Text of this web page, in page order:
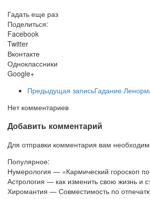
Гадать еще раз
Поделиться:
Facebook
Twitter
Вконтакте
Одноклассники
Google+
Предыдущая записьГадание
Нет комментариев
Добавить комментарий
Для отправки комментария вам
Популярное:
Нумерология — «Кармический гороскоп
Астрология — как изменить свою жизнь и
Хиромантия — Совместимость по